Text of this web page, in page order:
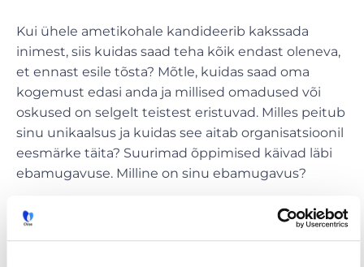
Kui ühele ametikohale kandideerib kakssada
inimest, siis kuidas saad teha kõik endast oleneva,
et ennast esile tõsta? Mõtle, kuidas saad oma
kogemust edasi anda ja millised omadused või
oskused on selgelt teistest eristuvad. Milles peitub
sinu unikaalsus ja kuidas see aitab organisatsioonil
eesmärke täita? Suurimad õppimised käivad läbi
ebamugavuse. Milline on sinu ebamugavus?